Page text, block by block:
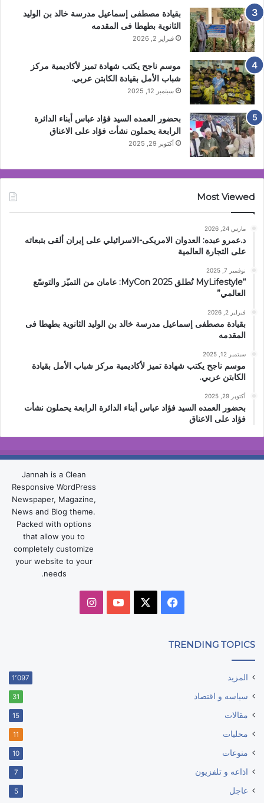
بقيادة مصطفى إسماعيل مدرسة خالد بن الوليد
الثانوية بطهطا فى المقدمه
فبراير 2, 2026
موسم ناجح يكتب شهادة تميز لأكاديمية مركز
شباب الأمل بقيادة الكابتن عربي.
سبتمبر 12, 2025
بحضور العمده السيد فؤاد عباس أبناء الدائرة
الرابعة يحملون نشأت فؤاد على الاعناق
أكتوبر 29, 2025
Most Viewed
مارس 24, 2026
د.عمرو عبده: العدوان الامريكى-الاسرائيلي على إيران ألقى بتبعاته
على التجارة العالمية
نوفمبر 7, 2025
“MyLifestyle تُطلق MyCon 2025: عامان من التميّز والتوسّع
العالمي”
فبراير 2, 2026
بقيادة مصطفى إسماعيل مدرسة خالد بن الوليد الثانوية بطهطا فى
المقدمه
سبتمبر 12, 2025
موسم ناجح يكتب شهادة تميز لأكاديمية مركز شباب الأمل بقيادة
الكابتن عربي.
أكتوبر 29, 2025
بحضور العمده السيد فؤاد عباس أبناء الدائرة الرابعة يحملون نشأت
فؤاد على الاعناق
Jannah is a Clean
Responsive WordPress
Newspaper, Magazine,
News and Blog theme.
Packed with options
that allow you to
completely customize
your website to your
needs.
فيسبوك ‫YouTubeانستقرام
TRENDING TOPICS
المزيد 1٬097
سياسه و اقتصاد 31
مقالات 15
محليات 11
منوعات 10
اذاعه و تلفزيون 7
عاجل 5